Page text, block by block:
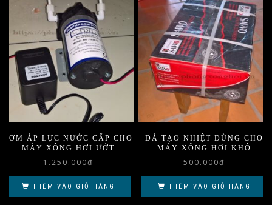
BƠM ÁP LỰC NƯỚC CẤP CHO
MÁY XÔNG HƠI ƯỚT
1.250.000₫
THÊM VÀO GIỎ HÀNG
ĐÁ TẠO NHIỆT DÙNG CHO
MÁY XÔNG HƠI KHÔ
500.000₫
THÊM VÀO GIỎ HÀNG